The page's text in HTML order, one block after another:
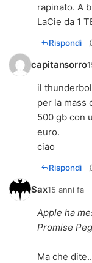
rapinato. A
LaCie da 1
Rispondi
capitansorro
il
per la mass
500 gb con
euro.
ciao
Rispondi
Sax15 anni fa
Apple ha
Promise
Ma che